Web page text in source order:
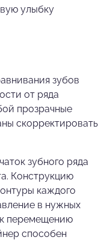
улыбку
зубов
от ряда
прозрачные
скорректировать
зубного ряда
Конструкцию
каждого
в нужных
к перемещению
способен